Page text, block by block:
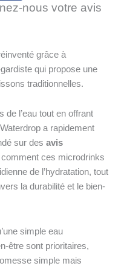
nous votre avis
grâce à
qui propose une
traditionnelles.
de l’eau tout en offrant
a rapidement
sur des avis
ces microdrinks
de l’hydratation, tout
la durabilité et le bien-
simple eau
être sont prioritaires,
simple mais